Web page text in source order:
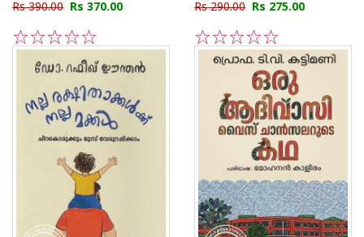
Rs 390.00 Rs 370.00
5
4
3
2
1
Rs 290.00 Rs 275.00
5
4
3
2
1